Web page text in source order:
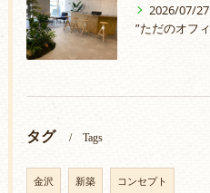
2026/07/27
タグ Tags
金沢 新築 コンセプト